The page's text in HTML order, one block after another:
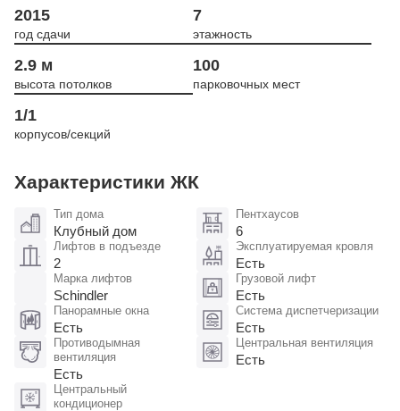
2015
год сдачи
7
этажность
2.9 м
высота потолков
100
парковочных мест
1/1
корпусов/секций
Характеристики ЖК
Тип дома
Клубный дом
Пентхаусов
6
Лифтов в подъезде
2
Эксплуатируемая кровля
Есть
Марка лифтов
Schindler
Грузовой лифт
Есть
Панорамные окна
Есть
Система диспетчеризации
Есть
Противодымная
вентиляция
Есть
Центральная вентиляция
Есть
Центральный
кондиционер